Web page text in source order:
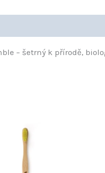
– šetrný k přírodě,